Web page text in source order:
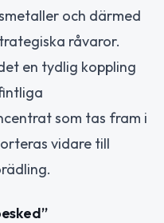
och därmed
råvaror.
en tydlig koppling
som tas fram i
vidare till